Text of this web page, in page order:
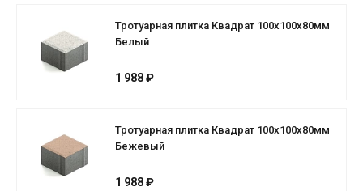
Тротуарная плитка Квадрат 100х100х80мм
Белый
1 988 ₽
Тротуарная плитка Квадрат 100х100х80мм
Бежевый
1 988 ₽